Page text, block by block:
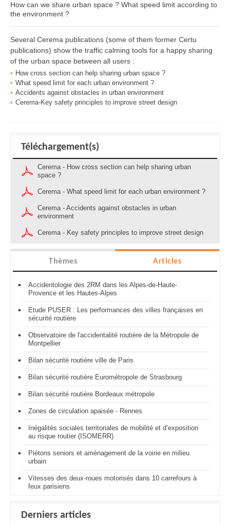
How can we share urban space ? What speed limit according to
the environment ?
Several Cerema publications (some of them former Certu
publications) show the traffic calming tools for a happy sharing
of the urban space between all users :
How cross section can help sharing urban space ?
What speed limit for each urban environment ?
Accidents against obstacles in urban environment
Cerema-Key safety principles to improve street design
Téléchargement(s)
Cerema - How cross section can help sharing urban
space ?
Cerema - What speed limit for each urban environment ?
Cerema - Accidents against obstacles in urban
environment
Cerema - Key safety principles to improve street design
Thèmes Articles
Accidentologie des 2RM dans les Alpes-de-Haute-
Provence et les Hautes-Alpes
Etude PUSER : Les performances des villes françaises en
sécurité routière
Observatoire de l'accidentalité routière de la Métropole de
Montpellier
Bilan sécurité routière ville de Paris
Bilan sécurité routière Eurométropole de Strasbourg
Bilan sécurité routière Bordeaux métropole
Zones de circulation apaisée - Rennes
Inégalités sociales territoriales de mobilité et d’exposition
au risque routier (ISOMERR)
Piétons seniors et aménagement de la voirie en milieu
urbain
Vitesses des deux-roues motorisés dans 10 carrefours à
feux parisiens
Derniers articles